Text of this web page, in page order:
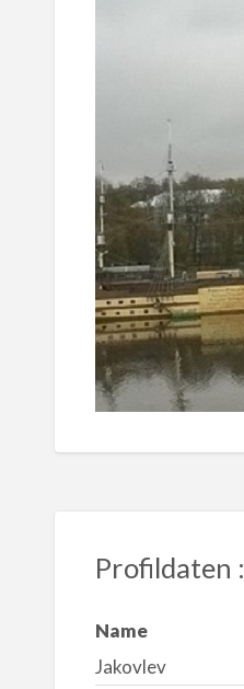
Profildaten :
Name
Jakovlev